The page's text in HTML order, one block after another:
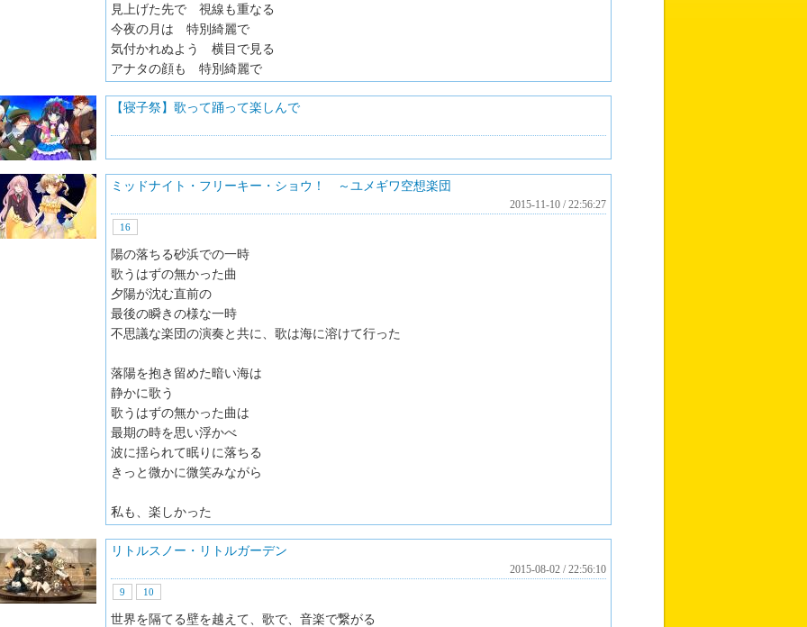
見上げた先で 視線も重なる
今夜の月は 特別綺麗で
気付かれぬよう 横目で見る
アナタの顔も 特別綺麗で
【寝子祭】歌って踊って楽しんで
ミッドナイト・フリーキー・ショウ！ ～ユメギワ空想楽団
2015-11-10 / 22:56:27
16
陽の落ちる砂浜での一時
歌うはずの無かった曲
夕陽が沈む直前の
最後の瞬きの様な一時
不思議な楽団の演奏と共に、歌は海に溶けて行った
落陽を抱き留めた暗い海は
静かに歌う
歌うはずの無かった曲は
最期の時を思い浮かべ
波に揺られて眠りに落ちる
きっと微かに微笑みながら
私も、楽しかった
リトルスノー・リトルガーデン
2015-08-02 / 22:56:10
9 10
世界を隔てる壁を越えて、歌で、音楽で繋がる